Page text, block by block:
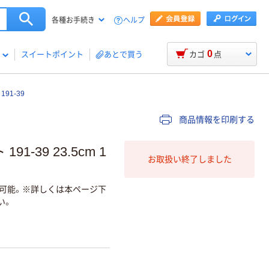
各種お手続き ヘルプ
スイートポイント あとで買う カゴ 0 点
191-39
商品情報を印刷する
191-39 23.5cm 1
能。※詳しくは本ページ下
お取扱い終了しました